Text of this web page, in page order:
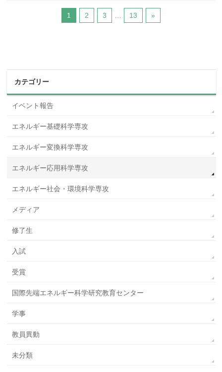
1 2 3 … 13 »
カテゴリー
イベント報告
エネルギー基礎科学専攻
エネルギー変換科学専攻
エネルギー応用科学専攻
エネルギー社会・環境科学専攻
メディア
修了生
入試
受賞
国際先端エネルギー科学研究教育センター
学事
教員異動
未分類